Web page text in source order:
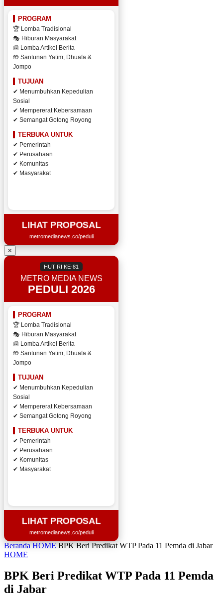
PROGRAM
🏆 Lomba Tradisional
🎭 Hiburan Masyarakat
📰 Lomba Artikel Berita
🤲 Santunan Yatim, Dhuafa &
Jompo
TUJUAN
✔ Menumbuhkan Kepedulian
Sosial
✔ Mempererat Kebersamaan
✔ Semangat Gotong Royong
TERBUKA UNTUK
✔ Pemerintah
✔ Perusahaan
✔ Komunitas
✔ Masyarakat
LIHAT PROPOSAL
metromedianews.co/peduli
×
HUT RI KE-81
METRO MEDIA NEWS
PEDULI 2026
PROGRAM
🏆 Lomba Tradisional
🎭 Hiburan Masyarakat
📰 Lomba Artikel Berita
🤲 Santunan Yatim, Dhuafa &
Jompo
TUJUAN
✔ Menumbuhkan Kepedulian
Sosial
✔ Mempererat Kebersamaan
✔ Semangat Gotong Royong
TERBUKA UNTUK
✔ Pemerintah
✔ Perusahaan
✔ Komunitas
✔ Masyarakat
LIHAT PROPOSAL
metromedianews.co/peduli
Beranda HOME BPK Beri Predikat WTP Pada 11 Pemda di Jabar
HOME
BPK Beri Predikat WTP Pada 11 Pemda
di Jabar